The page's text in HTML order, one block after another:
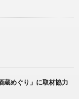
蔵めぐり」に取材協力